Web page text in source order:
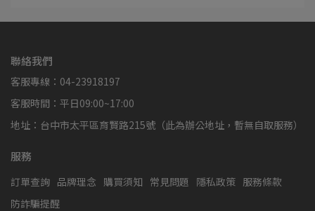
聯絡我們
客服專線：04-23918197
客服時間：平日09:00~17:00
地址：台中市太平區育賢路215號（此為辦公地址，暫無自取服務）
服務
訂單查詢 品牌理念 購買須知 常見問題 隱私政策 服務條款
防詐騙提醒